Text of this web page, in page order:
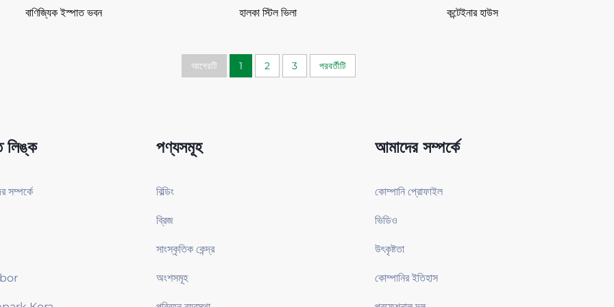
বাণিজ্যিক ইস্পাত ভবন হালকা স্টিল ভিলা কন্টেইনার হাউস
আগেরটি 1 2 3 পরবর্তীটি
লিঙ্ক
সম্পর্কে
পণ্যসমূহ
বিল্ডিং
ব্রিজ
সাংস্কৃতিক কেন্দ্র
অংশসমূহ
আমাদের সম্পর্কে
কোম্পানি প্রোফাইল
ভিডিও
উৎকৃষ্টতা
কোম্পানির ইতিহাস